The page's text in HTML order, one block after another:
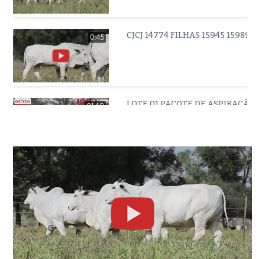
0:45 CJCJ 14774 FILHAS 15945 15989
01:48 LOTE 01 PACOTE DE ASPIRAÇÃO
LOTE 02 PACOTE DE ASPIRAÇÃO
01:20 LOTE 03 CJCJ 15338